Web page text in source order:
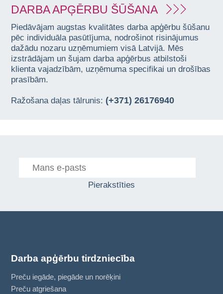
DARBA APĢĒRBU ŠŪŠANA
Piedāvājam augstas kvalitātes darba apģērbu šūšanu
pēc individuāla pasūtījuma, nodrošinot risinājumus
dažādu nozaru uzņēmumiem visā Latvijā. Mēs
izstrādājam un šujam darba apģērbus atbilstoši
klienta vajadzībām, uzņēmuma specifikai un drošības
prasībām.
Ražošana daļas tālrunis: (+371) 26176940
Pierakstīties
Darba apģērbu tirdzniecība
Preču iegāde, piegāde un norēķini
Preču atgriešana